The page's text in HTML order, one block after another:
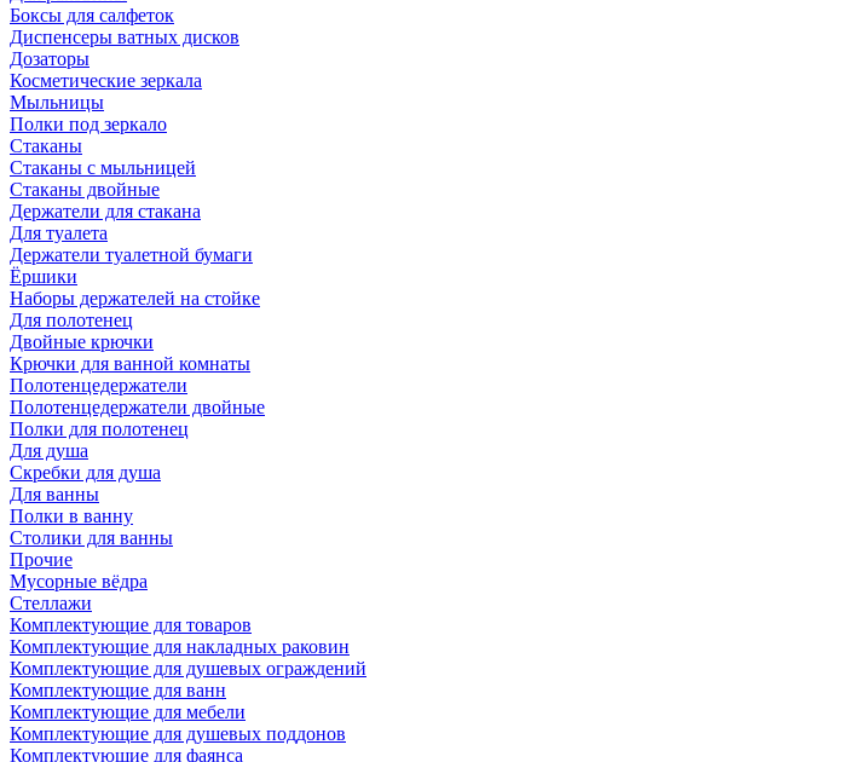
Боксы для салфеток
Диспенсеры ватных дисков
Дозаторы
Косметические зеркала
Мыльницы
Полки под зеркало
Стаканы
Стаканы с мыльницей
Стаканы двойные
Держатели для стакана
Для туалета
Держатели туалетной бумаги
Ёршики
Наборы держателей на стойке
Для полотенец
Двойные крючки
Крючки для ванной комнаты
Полотенцедержатели
Полотенцедержатели двойные
Полки для полотенец
Для душа
Скребки для душа
Для ванны
Полки в ванну
Столики для ванны
Прочие
Мусорные вёдра
Стеллажи
Комплектующие для товаров
Комплектующие для накладных раковин
Комплектующие для душевых ограждений
Комплектующие для ванн
Комплектующие для мебели
Комплектующие для душевых поддонов
Комплектующие для фаянса